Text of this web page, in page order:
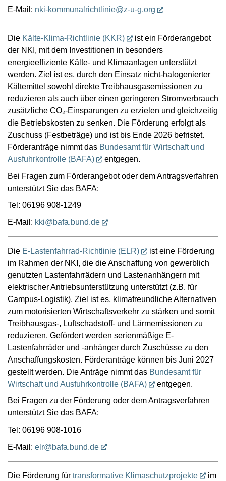
E-Mail: nki-kommunalrichtlinie@z-u-g.org
Die Kälte-Klima-Richtlinie (KKR)
ist ein Förderangebot
der NKI, mit dem Investitionen in besonders
energieeffiziente Kälte- und Klimaanlagen unterstützt
werden. Ziel ist es, durch den Einsatz nicht-halogenierter
Kältemittel sowohl direkte Treibhausgasemissionen zu
reduzieren als auch über einen geringeren Stromverbrauch
zusätzliche CO₂-Einsparungen zu erzielen und gleichzeitig
die Betriebskosten zu senken. Die Förderung erfolgt als
Zuschuss (Festbeträge) und ist bis Ende 2026 befristet.
Förderanträge nimmt das Bundesamt für Wirtschaft und
Ausfuhrkontrolle (BAFA)
entgegen.
Bei Fragen zum Förderangebot oder dem Antragsverfahren
unterstützt Sie das BAFA:
Tel: 06196 908-1249
E-Mail: kki@bafa.bund.de
Die E-Lastenfahrrad-Richtlinie (ELR)
ist eine Förderung
im Rahmen der NKI, die die Anschaffung von gewerblich
genutzten Lastenfahrrädern und Lastenanhängern mit
elektrischer Antriebsunterstützung unterstützt (z.B. für
Campus-Logistik). Ziel ist es, klimafreundliche Alternativen
zum motorisierten Wirtschaftsverkehr zu stärken und somit
Treibhausgas-, Luftschadstoff- und Lärmemissionen zu
reduzieren. Gefördert werden serienmäßige E-
Lastenfahrräder und -anhänger durch Zuschüsse zu den
Anschaffungskosten. Förderanträge können bis Juni 2027
gestellt werden. Die Anträge nimmt das Bundesamt für
Wirtschaft und Ausfuhrkontrolle (BAFA)
entgegen.
Bei Fragen zu der Förderung oder dem Antragsverfahren
unterstützt Sie das BAFA:
Tel: 06196 908-1016
E-Mail: elr@bafa.bund.de
Die Förderung für transformative Klimaschutzprojekte im